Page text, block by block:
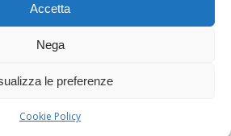
Accetta
Nega
le preferenze
Cookie Policy
Sostenibile 2026 ©
Tema di
WP Royal